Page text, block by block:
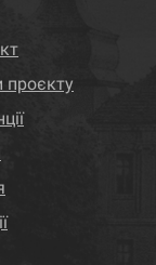
проєкту